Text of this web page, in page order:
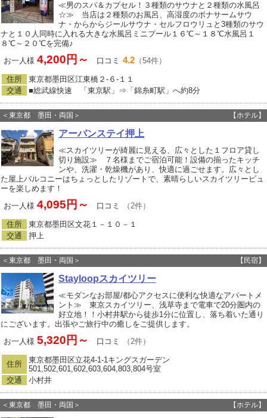
≪男のスパ＆カプセル！３種類のサウナと２種類の水風呂
☆≫ 当店は２種類のお風呂、高湿度のボナサームサウ
ナ・からからジールサウナ・セルフロウリュと3種類のサウ
ナと１０人同時に入れる大きな水風呂ミニプール１６℃～１８℃水風呂１
８℃～２０℃を完備♪
お一人様 4,200円～ 口コミ 4.2 （54件）
住所
東京都墨田区江東橋２‐６‐１１
交通
■総武線快速 「東京駅」⇒「錦糸町駅」へ約8分
＜東京都 墨田・両国＞ 【ホテル】
アーバンステイ押上
≪スカイツリーが綺麗に見える、広々とした１フロア貸し
切り施設≫ ７名様までご宿泊可能！設備の揃ったキッチ
ンや、洗濯・乾燥機があり、快適に過ごせます。広々とし
た屋上バルコニーはちょっとしたリゾートで、素晴らしいスカイツリービュ
ーを楽しめます！
お一人様 4,095円～ 口コミ （2件）
住所
東京都墨田区文花１－１０－１
交通
押上
＜東京都 墨田・両国＞ 【民宿】
Stayloopスカイツリー
≪モダンなお部屋/都心アクセスに便利な快適なアパートメ
ント≫ 東京スカイツリー、浅草寺まで電車で20分圏内の
好立地！！小村井駅から徒歩1分に位置し、落ち着いた通り
にございます。出張やご旅行中の癒しをご提供します。
お一人様 5,320円～ 口コミ （2件）
住所
東京都墨田区立花4‐1‐1キングスガーデン
501,502,601,602,603,604,803,804号室
交通
小村井
＜東京都 墨田・両国＞ 【ホテル】